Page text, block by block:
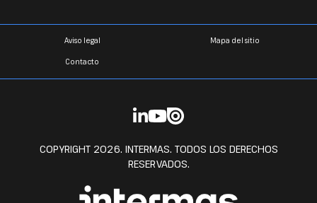
Aviso legal Mapa del sitio
Contacto
COPYRIGHT 2026. INTERMAS. TODOS LOS DERECHOS
RESERVADOS.